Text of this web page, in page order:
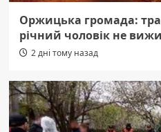
Оржицька громада:
річний чоловік не
2 дні тому назад